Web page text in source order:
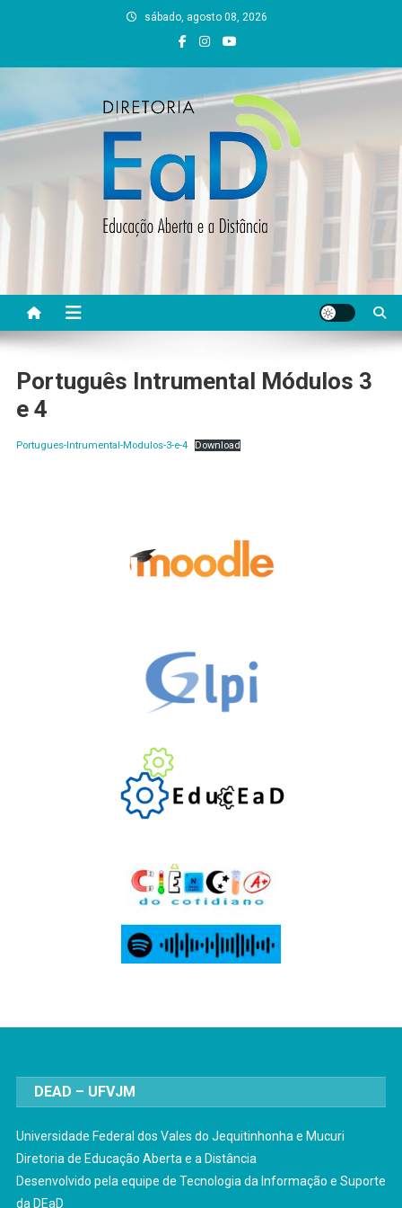
sábado, agosto 08, 2026
DEAD UFVJM
Português Intrumental Módulos 3
e 4
Portugues-Intrumental-Modulos-3-e-4 Download
DEAD – UFVJM
Universidade Federal dos Vales do Jequitinhonha e Mucuri
Diretoria de Educação Aberta e a Distância
Desenvolvido pela equipe de Tecnologia da Informação e Suporte
da DEaD